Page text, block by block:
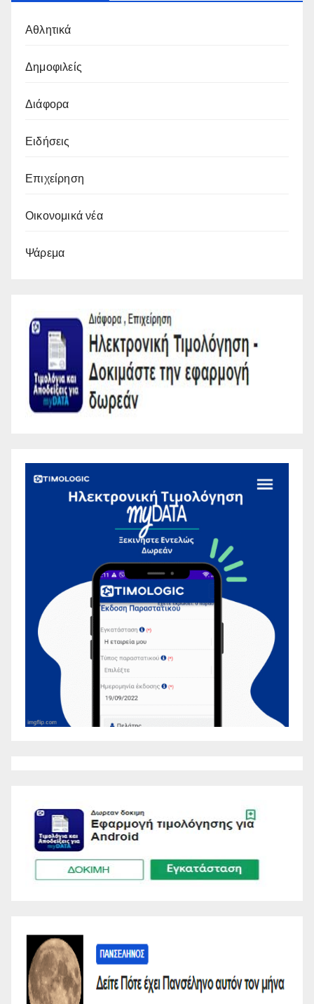
Αθλητικά
Δημοφιλείς
Διάφορα
Ειδήσεις
Επιχείρηση
Οικονομικά νέα
Ψάρεμα